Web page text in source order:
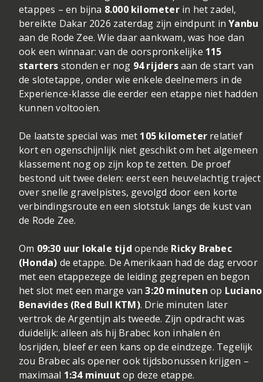
etappes – en bijna 8.000 kilometerin het zadel,
bereikte Dakar 2026 zaterdag zijn eindpunt inYanbu
aan de Rode Zee. Wie daar aankwam, was hoe dan
ook een winnaar: van de oorspronkelijke 115
starters stonden er nog 94 rijdersaan de start van
de slotetappe, onder wie enkele deelnemers in de
Experience-klasse die eerder een etappe niet hadden
kunnen voltooien.
De laatste special was met 105 kilometer relatief
kort en ogenschijnlijk niet geschikt om het algemeen
klassement nog op zijn kop te zetten. De proef
bestond uit twee delen: eerst een heuvelachtig traject
over snelle gravelpistes, gevolgd door een korte
verbindingsroute en een slotstuk langs de kust van
de Rode Zee.
Om 09:30 uur lokale tijd opende Ricky Brabec
(Honda) de etappe. De Amerikaan had de dag ervoor
met een etappezege de leiding gegrepen en begon
het slot met een marge van3:20 minuten op Luciano
Benavides (Red Bull KTM). Drie minuten later
vertrok de Argentijn als tweede. Zijn opdracht was
duidelijk: alleen als hij Brabec kon inhalen én
losrijden, bleef er een kans op de eindzege. Tegelijk
zou Brabec als opener ook tijdsbonussen krijgen –
maximaal 1:34 minuut op deze etappe.